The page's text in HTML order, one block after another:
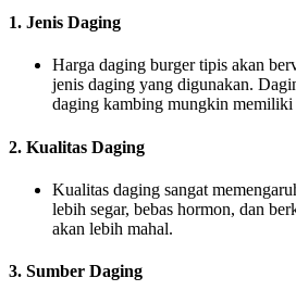
1. Jenis Daging
Harga daging burger tipis akan
jenis daging yang digunakan.
daging kambing mungkin memiliki
2. Kualitas Daging
Kualitas daging sangat
lebih segar, bebas hormon, dan
akan lebih mahal.
3. Sumber Daging